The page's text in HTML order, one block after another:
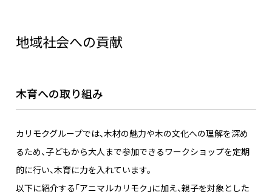
地域社会への貢献
木育への取り組み
カリモクグループでは、木材の魅力や木の文化への理解を深め
るため、子どもから大人まで参加できるワークショップを定期
的に行い、木育に力を入れています。​
以下に紹介する「アニマルカリモク」に加え、親子を対象とした